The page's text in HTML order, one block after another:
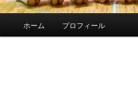
ホーム プロフィール